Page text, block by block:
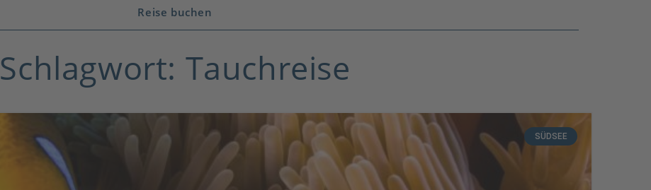
Reise buchen
Schlagwort: Tauchreise
SÜDSEE